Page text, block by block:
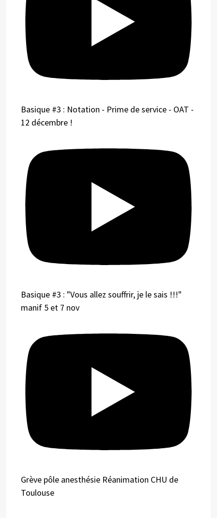
Basique #3 : Notation - Prime de service - OAT -
12 décembre !
Basique #3 : "Vous allez souffrir, je le sais !!!"
manif 5 et 7 nov
Grève pôle anesthésie Réanimation CHU de
Toulouse